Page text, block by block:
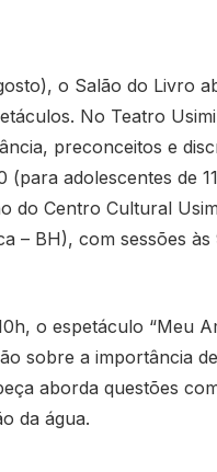
o Salão do Livro
No Teatro
preconceitos e
(para adolescentes de
do Centro Cultural
– BH), com sessões
o espetáculo “Meu
sobre a importância
aborda questões
da água.